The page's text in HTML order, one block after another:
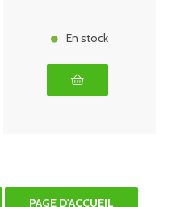
En stock